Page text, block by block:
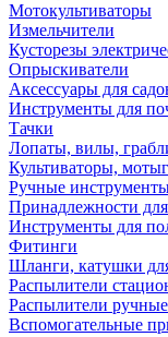
Мотокультиваторы
Измельчители
Кусторезы
Опрыскиватели
Аксессуары для
Инструменты для
Тачки
Лопаты, вилы,
Культиваторы,
Ручные
Принадлежности
Инструменты для
Фитинги
Шланги, катушки
Распылители
Распылители ручные
Вспомогательные